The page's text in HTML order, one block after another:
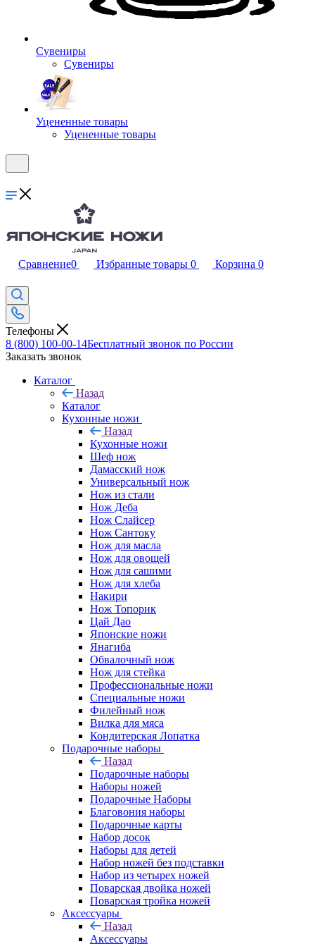
Сувениры
Сувениры
Уцененные товары
Уцененные товары
Сравнение0 Избранные товары 0 Корзина 0
Телефоны
8 (800) 100-00-14Бесплатный звонок по России
Заказать звонок
Каталог
Назад
Каталог
Кухонные ножи
Назад
Кухонные ножи
Шеф нож
Дамасский нож
Универсальный нож
Нож из стали
Нож Деба
Нож Слайсер
Нож Сантоку
Нож для масла
Нож для овощей
Нож для сашими
Нож для хлеба
Накири
Нож Топорик
Цай Дао
Японские ножи
Янагиба
Обвалочный нож
Нож для стейка
Профессиональные ножи
Специальные ножи
Филейный нож
Вилка для мяса
Кондитерская Лопатка
Подарочные наборы
Назад
Подарочные наборы
Наборы ножей
Подарочные Наборы
Благовония наборы
Подарочные карты
Набор досок
Наборы для детей
Набор ножей без подставки
Набор из четырех ножей
Поварская двойка ножей
Поварская тройка ножей
Аксессуары
Назад
Аксессуары